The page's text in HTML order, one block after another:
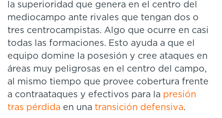
la superioridad que genera en el centro del
mediocampo ante rivales que tengan dos o
tres centrocampistas. Algo que ocurre en casi
todas las formaciones. Esto ayuda a que el
equipo domine la posesión y cree ataques en
áreas muy peligrosas en el centro del campo,
al mismo tiempo que provee cobertura frente
a contraataques y efectivos para la presión
tras pérdida en una transición defensiva.